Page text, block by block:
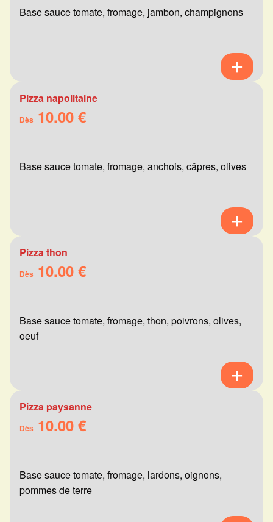
Base sauce tomate, fromage, jambon, champignons
Pizza napolitaine
Dès 10.00 €
Base sauce tomate, fromage, anchois, câpres, olives
Pizza thon
Dès 10.00 €
Base sauce tomate, fromage, thon, poivrons, olives,
oeuf
Pizza paysanne
Dès 10.00 €
Base sauce tomate, fromage, lardons, oignons,
pommes de terre